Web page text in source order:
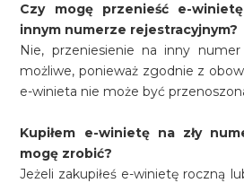
Czy mogę przenieść e-
innym numerze rejestracyjnym?
Nie, przeniesienie na inny
możliwe, ponieważ zgodnie z
e-winieta nie może być
Kupiłem e-winietę na zły
mogę zrobić?
Jeżeli zakupiłeś e-winietę roczną